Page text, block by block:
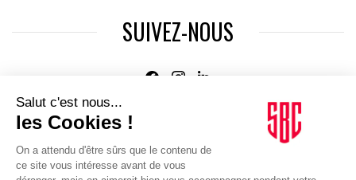
SUIVEZ-NOUS